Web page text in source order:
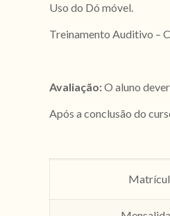
Uso do Dó móvel.
Treinamento Auditivo –
Avaliação:O aluno
Após a conclusão do